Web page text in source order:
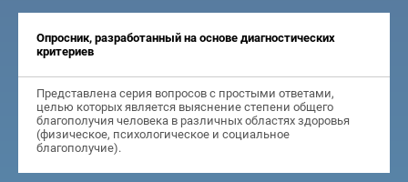
Опросник, разработанный на основе диагностических
критериев
Представлена серия вопросов с простыми ответами,
целью которых является выяснение степени общего
благополучия человека в различных областях здоровья
(физическое, психологическое и социальное
благополучие).